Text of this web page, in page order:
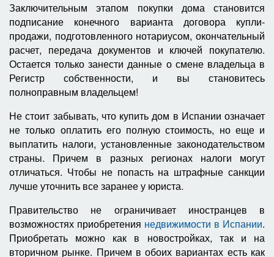
Заключительным этапом покупки дома становится
подписание конечного варианта договора купли-
продажи, подготовленного нотариусом, окончательный
расчет, передача документов и ключей покупателю.
Остается только занести данные о смене владельца в
Регистр собственности, и вы становитесь
полноправным владельцем!
Не стоит забывать, что купить дом в Испании означает
не только оплатить его полную стоимость, но еще и
выплатить налоги, установленные законодательством
страны. Причем в разных регионах налоги могут
отличаться. Чтобы не попасть на штрафные санкции
лучше уточнить все заранее у юриста.
Правительство не ограничивает иностранцев в
возможностях приобретения недвижимости в Испании.
Приобретать можно как в новостройках, так и на
вторичном рынке. Причем в обоих вариантах есть как